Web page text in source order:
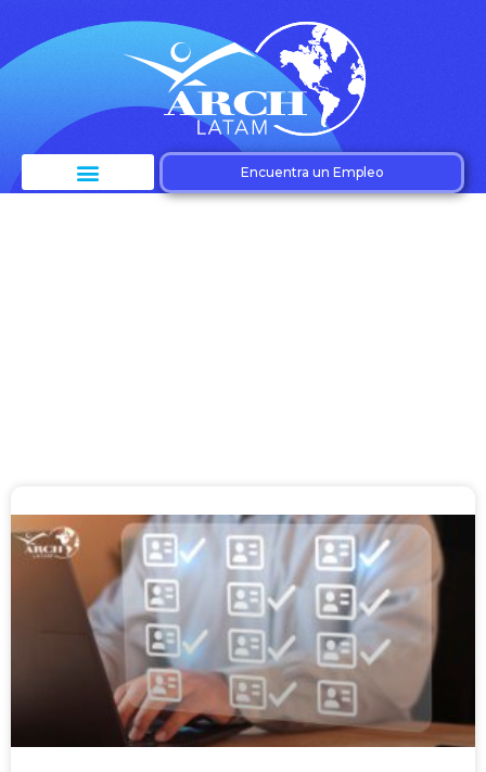
Encuentra un Empleo